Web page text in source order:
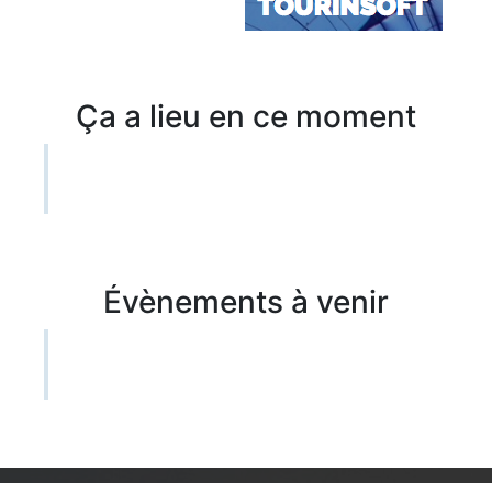
Ça a lieu en ce moment
Évènements à venir